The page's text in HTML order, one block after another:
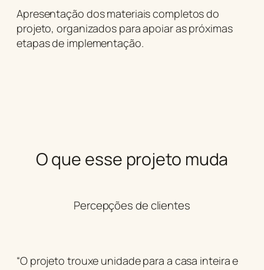
Apresentação dos materiais completos do
projeto, organizados para apoiar as próximas
etapas de implementação.
O que esse projeto muda
Percepções de clientes
“O projeto trouxe unidade para a casa inteira e